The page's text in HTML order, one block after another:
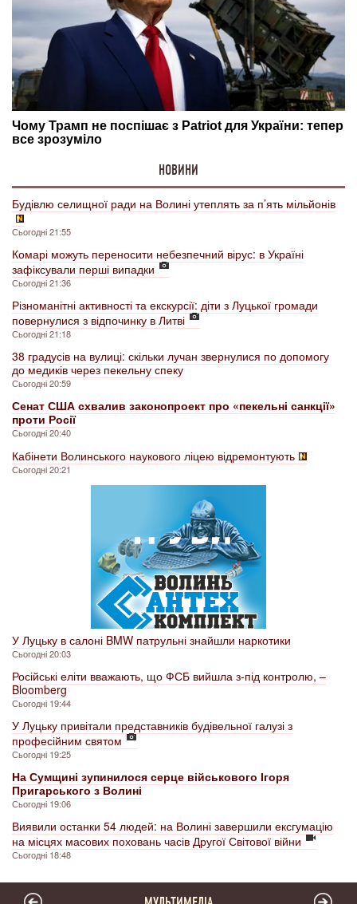
НОВИНИ
Будівлю селищної ради на Волині утеплять за п’ять мільйонів
Сьогодні 21:55
Комарі можуть переносити небезпечний вірус: в Україні
зафіксували перші випадки
Сьогодні 21:36
Різноманітні активності та екскурсії: діти з Луцької громади
повернулися з відпочинку в Литві
Сьогодні 21:18
38 градусів на вулиці: скільки лучан звернулися по допомогу
до медиків через пекельну спеку
Сьогодні 20:59
Сенат США схвалив законопроект про «пекельні санкції»
проти Росії
Сьогодні 20:40
Кабінети Волинського наукового ліцею відремонтують
Сьогодні 20:21
У Луцьку в салоні BMW патрульні знайшли наркотики
Сьогодні 20:03
Російські еліти вважають, що ФСБ вийшла з-під контролю, –
Bloomberg
Сьогодні 19:44
У Луцьку привітали представників будівельної галузі з
професійним святом
Сьогодні 19:25
На Сумщині зупинилося серце військового Ігоря
Пригарського з Волині
Сьогодні 19:06
Виявили останки 54 людей: на Волині завершили ексгумацію
на місцях масових поховань часів Другої Світової війни
Сьогодні 18:48